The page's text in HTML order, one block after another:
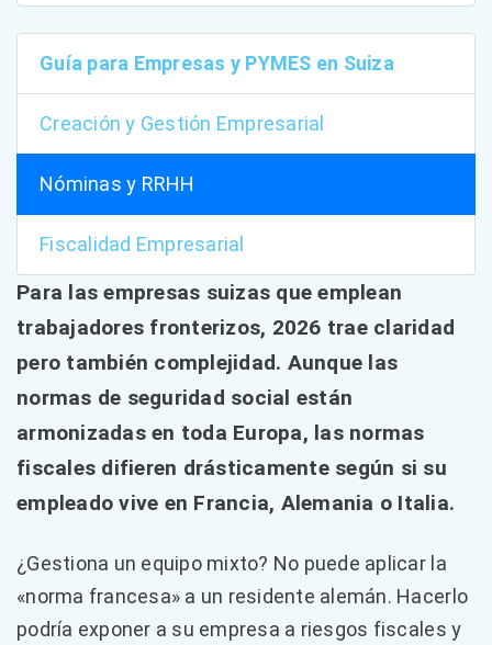
Guía para Empresas y PYMES en Suiza
Creación y Gestión Empresarial
Nóminas y RRHH
Fiscalidad Empresarial
Para las empresas suizas que emplean
trabajadores fronterizos, 2026 trae claridad
pero también complejidad. Aunque las
normas de seguridad social están
armonizadas en toda Europa, las normas
fiscales difieren drásticamente según si su
empleado vive en Francia, Alemania o Italia.
¿Gestiona un equipo mixto? No puede aplicar la
«norma francesa» a un residente alemán. Hacerlo
podría exponer a su empresa a riesgos fiscales y